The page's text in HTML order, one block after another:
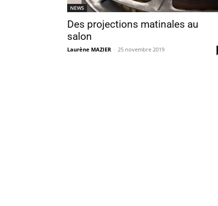
NEWS
Des projections matinales au
salon
Laurène MAZIER - 25 novembre 2019